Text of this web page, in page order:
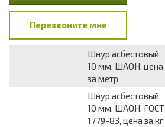
Перезвоните мне
Шнур асбестовый
10 мм, ШАОН, цена
за метр
Шнур асбестовый
10 мм, ШАОН, ГОСТ
1779-83, цена за кг